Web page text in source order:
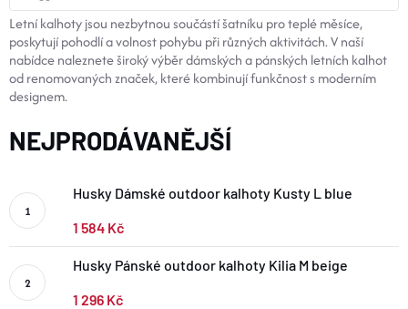
BOTY A PONOŽKY
DOPLŇKY
Velikosti
​Letní kalhoty jsou nezbytnou součástí šatníku pro teplé měsíce,
poskytují pohodlí a volnost pohybu při různých aktivitách. V naší
nabídce naleznete široký výběr dámských a pánských letních kalhot
od renomovaných značek, které kombinují funkčnost s moderním
designem.
NEJPRODÁVANĚJŠÍ
Husky Dámské outdoor kalhoty Kusty L blue
1 584 Kč
Husky Pánské outdoor kalhoty Kilia M beige
1 296 Kč